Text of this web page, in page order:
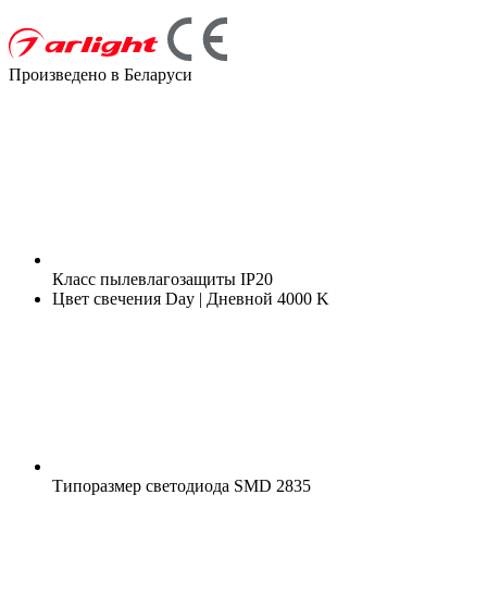
Произведено в Беларуси
Класс пылевлагозащиты IP20
Цвет свечения Day | Дневной 4000 K
Типоразмер светодиода SMD 2835